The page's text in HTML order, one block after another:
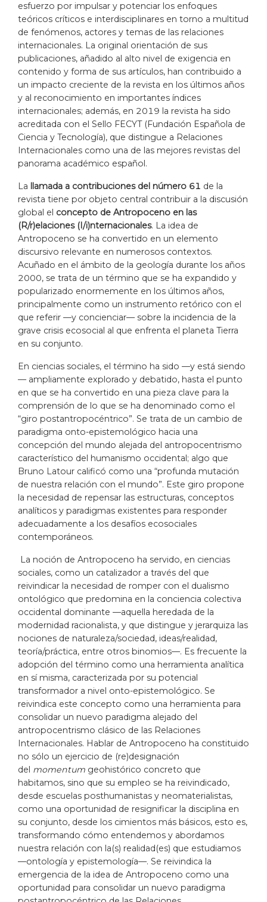
esfuerzo por impulsar y potenciar los enfoques
teóricos críticos e interdisciplinares en torno a multitud
de fenómenos, actores y temas de las relaciones
internacionales. La original orientación de sus
publicaciones, añadido al alto nivel de exigencia en
contenido y forma de sus artículos, han contribuido a
un impacto creciente de la revista en los últimos años
y al reconocimiento en importantes índices
internacionales; además, en 2019 la revista ha sido
acreditada con el Sello FECYT (Fundación Española de
Ciencia y Tecnología), que distingue a Relaciones
Internacionales como una de las mejores revistas del
panorama académico español.
La llamada a contribuciones del número 61 de la
revista tiene por objeto central contribuir a la discusión
global el concepto de Antropoceno en las
(R/r)elaciones (I/i)nternacionales. La idea de
Antropoceno se ha convertido en un elemento
discursivo relevante en numerosos contextos.
Acuñado en el ámbito de la geología durante los años
2000, se trata de un término que se ha expandido y
popularizado enormemente en los últimos años,
principalmente como un instrumento retórico con el
que referir —y concienciar— sobre la incidencia de la
grave crisis ecosocial al que enfrenta el planeta Tierra
en su conjunto.
En ciencias sociales, el término ha sido —y está siendo
— ampliamente explorado y debatido, hasta el punto
en que se ha convertido en una pieza clave para la
comprensión de lo que se ha denominado como el
“giro postantropocéntrico”. Se trata de un cambio de
paradigma onto-epistemológico hacia una
concepción del mundo alejada del antropocentrismo
característico del humanismo occidental; algo que
Bruno Latour calificó como una “profunda mutación
de nuestra relación con el mundo”. Este giro propone
la necesidad de repensar las estructuras, conceptos
analíticos y paradigmas existentes para responder
adecuadamente a los desafíos ecosociales
contemporáneos.
La noción de Antropoceno ha servido, en ciencias
sociales, como un catalizador a través del que
reivindicar la necesidad de romper con el dualismo
ontológico que predomina en la conciencia colectiva
occidental dominante —aquella heredada de la
modernidad racionalista, y que distingue y jerarquiza las
nociones de naturaleza/sociedad, ideas/realidad,
teoría/práctica, entre otros binomios—. Es frecuente la
adopción del término como una herramienta analítica
en sí misma, caracterizada por su potencial
transformador a nivel onto-epistemológico. Se
reivindica este concepto como una herramienta para
consolidar un nuevo paradigma alejado del
antropocentrismo clásico de las Relaciones
Internacionales. Hablar de Antropoceno ha constituido
no sólo un ejercicio de (re)designación
del momentum geohistórico concreto que
habitamos, sino que su empleo se ha reivindicado,
desde escuelas posthumanistas y neomaterialistas,
como una oportunidad de resignificar la disciplina en
su conjunto, desde los cimientos más básicos, esto es,
transformando cómo entendemos y abordamos
nuestra relación con la(s) realidad(es) que estudiamos
—ontología y epistemología—. Se reivindica la
emergencia de la idea de Antropoceno como una
oportunidad para consolidar un nuevo paradigma